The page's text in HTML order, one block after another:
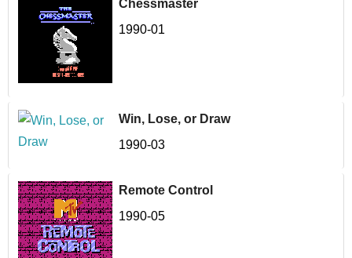
Chessmaster
1990-01
Win, Lose, or Draw
1990-03
Remote Control
1990-05